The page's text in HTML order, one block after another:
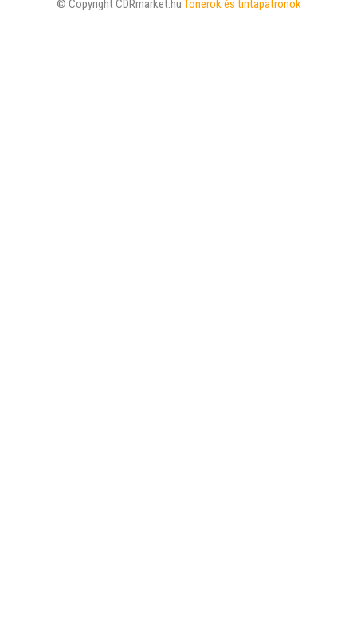
© Copyright CDRmarket.hu Tonerok és tintapatronok